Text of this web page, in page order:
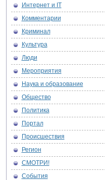
Интернет и IT
Комментарии
Криминал
Культура
Люди
Мероприятия
Наука и образование
Общество
Политика
Портал
Происшествия
Регион
СМОТРИ!
События